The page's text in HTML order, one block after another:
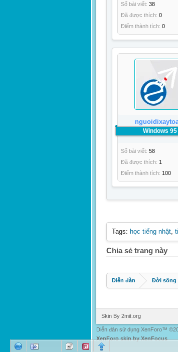
Số bài viết: 38
Đã được thích: 0
Điểm thành tích: 0
Windows 95
Số bài viết: 58
Đã được thích: 1
Điểm thành tích: 100
Tags: học tiếng nhật,
Chia sẻ trang này
Diễn đàn Đời sống
Skin By 2mit.org
Diễn đàn sử dụng XenForo™
XenForo skin by XenFocus